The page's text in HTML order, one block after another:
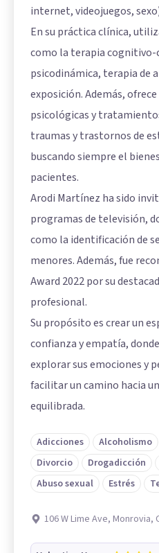
internet, videojuegos,
En su práctica clínica,
como la terapia
psicodinámica, terapia de
exposición. Además,
psicológicas y
traumas y trastornos de
buscando siempre el
pacientes.
Arodi Martínez ha sido
programas de televisión,
como la identificación de
menores. Además, fue
Award 2022 por su
profesional.
Su propósito es crear un
confianza y empatía,
explorar sus emociones y
facilitar un camino hacia
equilibrada.
Adicciones Alcoholismo
Divorcio
Drogadicción
Abuso sexual
Estrés
106 W Lime Ave, Monrovia,